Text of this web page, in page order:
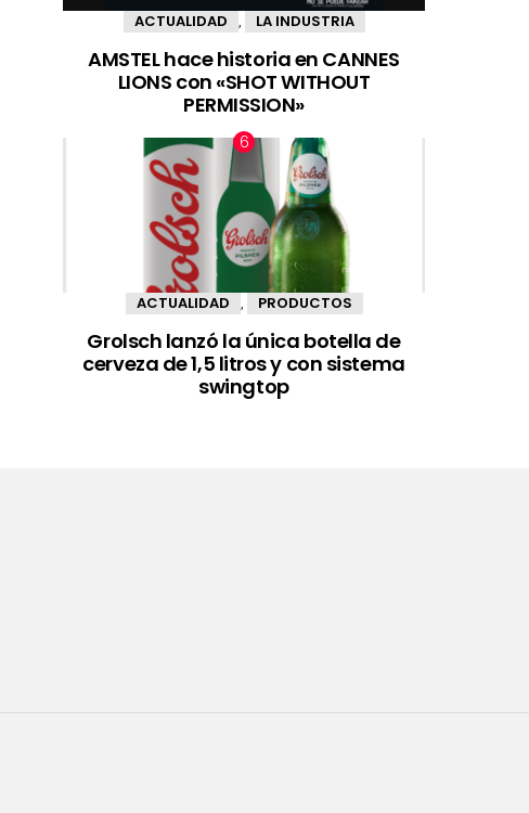
ACTUALIDAD LA INDUSTRIA
AMSTEL hace historia en CANNES
LIONS con «SHOT WITHOUT
PERMISSION»
ACTUALIDAD PRODUCTOS
Grolsch lanzó la única botella de
cerveza de 1,5 litros y con sistema
swingtop